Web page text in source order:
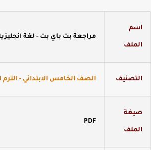
اسم
الملف
مراجعة بت باي بت - لغة انجليزية - 5 ب - ترم 1
التصنيف الصف الخامس الابتدائي - الترم
صيغة
الملف
PDF